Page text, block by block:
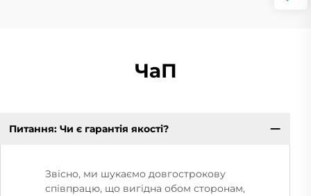
ЧаП
Питання: Чи є гарантія якості?
Звісно, ми шукаємо довгострокову
співпрацю, що вигідна обом сторонам,